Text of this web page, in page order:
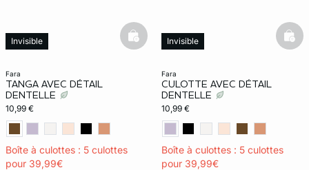
fara
TANGA AVEC DÉTAIL
DENTELLE
10,99 €
Boîte à culottes : 5 culottes
pour 39,99€
Invisible basketfull
fara
CULOTTE AVEC DÉTAIL
DENTELLE
10,99 €
Boîte à culottes : 5 culottes
pour 39,99€
Invisible